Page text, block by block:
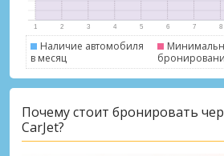
Наличие автомобиля
в месяц
Почему стоит бронировать
CarJet?